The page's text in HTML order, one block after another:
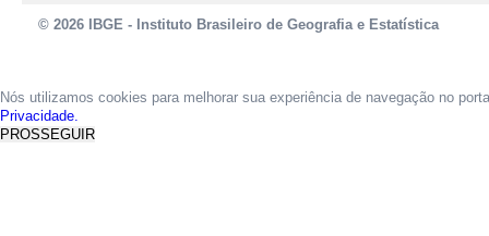
© 2026 IBGE - Instituto Brasileiro de Geografia e Estatística
Nós utilizamos cookies para melhorar sua experiência de navegação no
Privacidade.
PROSSEGUIR